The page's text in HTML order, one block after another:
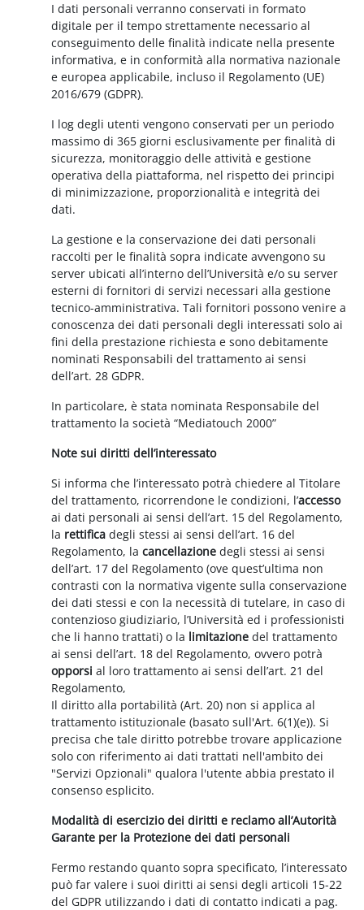
I dati personali verranno conservati in formato
digitale per il tempo strettamente necessario al
conseguimento delle finalità indicate nella presente
informativa, e in conformità alla normativa nazionale
e europea applicabile, incluso il Regolamento (UE)
2016/679 (GDPR).
I log degli utenti vengono conservati per un periodo
massimo di 365 giorni esclusivamente per finalità di
sicurezza, monitoraggio delle attività e gestione
operativa della piattaforma, nel rispetto dei principi
di minimizzazione, proporzionalità e integrità dei
dati.
La gestione e la conservazione dei dati personali
raccolti per le finalità sopra indicate avvengono su
server ubicati all’interno dell’Università e/o su server
esterni di fornitori di servizi necessari alla gestione
tecnico-amministrativa. Tali fornitori possono venire a
conoscenza dei dati personali degli interessati solo ai
fini della prestazione richiesta e sono debitamente
nominati Responsabili del trattamento ai sensi
dell’art. 28 GDPR.
In particolare, è stata nominata Responsabile del
trattamento la società “Mediatouch 2000”
Note sui diritti dell’interessato
Si informa che l’interessato potrà chiedere al Titolare
del trattamento, ricorrendone le condizioni, l’accesso
ai dati personali ai sensi dell’art. 15 del Regolamento,
la rettificadegli stessi ai sensi dell’art. 16 del
Regolamento, lacancellazione degli stessi ai sensi
dell’art. 17 del Regolamento (ove quest’ultima non
contrasti con la normativa vigente sulla conservazione
dei dati stessi e con la necessità di tutelare, in caso di
contenzioso giudiziario, l’Università ed i professionisti
che li hanno trattati) o la limitazione del trattamento
ai sensi dell’art. 18 del Regolamento, ovvero potrà
opporsi al loro trattamento ai sensi dell’art. 21 del
Regolamento,
Il diritto alla portabilità (Art. 20) non si applica al
trattamento istituzionale (basato sull'Art. 6(1)(e)). Si
precisa che tale diritto potrebbe trovare applicazione
solo con riferimento ai dati trattati nell'ambito dei
"Servizi Opzionali" qualora l'utente abbia prestato il
consenso esplicito.
Modalità di esercizio dei diritti e reclamo all’Autorità
Garante per la Protezione dei dati personali
Fermo restando quanto sopra specificato, l’interessato
può far valere i suoi diritti ai sensi degli articoli 15-22
del GDPR utilizzando i dati di contatto indicati a pag.